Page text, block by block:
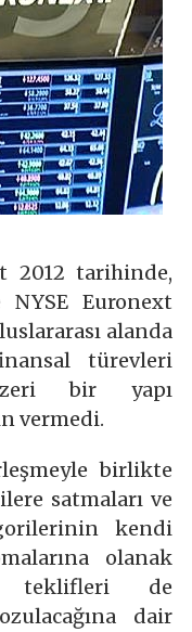
2012 tarihinde,
Euronext
alanda
türevleri
bir yapı
vermedi.
birlikte
satmaları ve
kendi
olanak
teklifleri de
dair